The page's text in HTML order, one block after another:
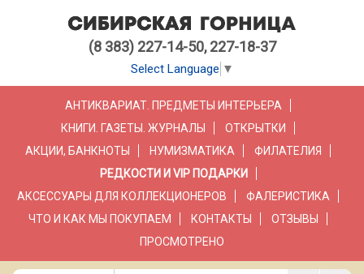
(8 383) 227-14-50, 227-18-37
Select Language ▼
АНТИКВАРИАТ. ПРЕДМЕТЫ ИНТЕРЬЕРА
КНИГИ. ГАЗЕТЫ. ЖУРНАЛЫ
ОТКРЫТКИ
АКЦИИ, БАНКНОТЫ
НУМИЗМАТИКА
ФИЛАТЕЛИЯ
РЕДКОСТИ И VIP ПОДАРКИ
АКСЕССУАРЫ ДЛЯ КОЛЛЕКЦИОНЕРОВ
ФАЛЕРИСТИКА
ЧТО И КАК МЫ ПОКУПАЕМ
КОНТАКТЫ
ОТЗЫВЫ
ПРОСМОТРЕНО